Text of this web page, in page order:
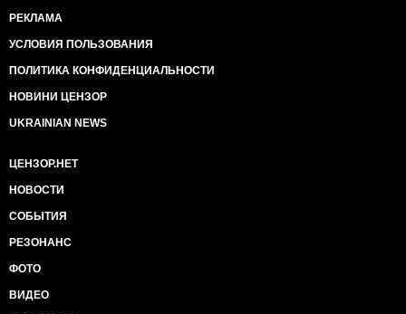
РЕКЛАМА
УСЛОВИЯ ПОЛЬЗОВАНИЯ
ПОЛИТИКА КОНФИДЕНЦИАЛЬНОСТИ
НОВИНИ ЦЕНЗОР
UKRAINIAN NEWS
ЦЕНЗОР.НЕТ
НОВОСТИ
СОБЫТИЯ
РЕЗОНАНС
ФОТО
ВИДЕО